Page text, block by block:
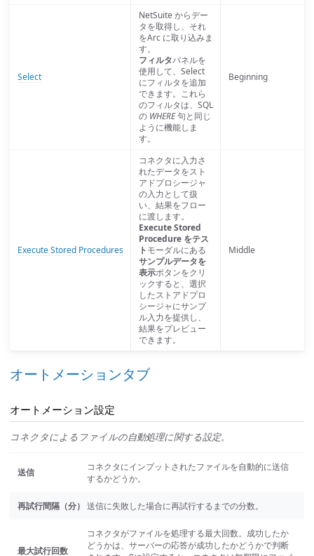
Select
NetSuite からデー
タを取得し、それ
をArc に取り込みま
す。
フィルタパネルを
使用して、Select
にフィルタを追加
できます。これら
のフィルタは、SQL
の WHERE句と同じ
ように機能しま
す。
Beginning
Execute Stored Procedures
コネクタに入力さ
れたデータをスト
アドプロシージャ
の入力として扱
い、結果をフロー
に渡します。
Execute Stored
Procedure をテス
トモーダルにある
サンプルデータを
表示ボタンをクリ
ックすると、選択
したストアドプロ
シージャにサンプ
ル入力を提供し、
結果をプレビュー
できます。
Middle
オートメーションタブ
オートメーション設定
コネクタによるファイルの自動処理に関する設定。
送信
コネクタにインプットされたファイルを自動的に送信
するかどうか。
再試行間隔（分） 送信に失敗した場合に再試行するまでの分数。
最大試行回数
コネクタがファイルを処理する最大回数。成功したか
どうかは、サーバーの応答が成功したかどうかで判断